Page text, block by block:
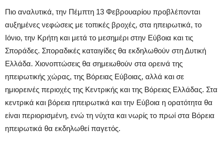
Πιο αναλυτικά, την Πέμπτη 13 Φεβρουαρίου προβλέπονται
αυξημένες νεφώσεις με τοπικές βροχές, στα ηπειρωτικά, το
Ιόνιο, την Κρήτη και μετά το μεσημέρι στην Εύβοια και τις
Σποράδες. Σποραδικές καταιγίδες θα εκδηλωθούν στη Δυτική
Ελλάδα. Χιονοπτώσεις θα σημειωθούν στα ορεινά της
ηπειρωτικής χώρας, της Βόρειας Εύβοιας, αλλά και σε
ημιορεινές περιοχές της Κεντρικής και της Βόρειας Ελλάδας. Στα
κεντρικά και βόρεια ηπειρωτικά και την Εύβοια η ορατότητα θα
είναι περιορισμένη, ενώ τη νύχτα και νωρίς το πρωί στα Βόρεια
ηπειρωτικά θα εκδηλωθεί παγετός.